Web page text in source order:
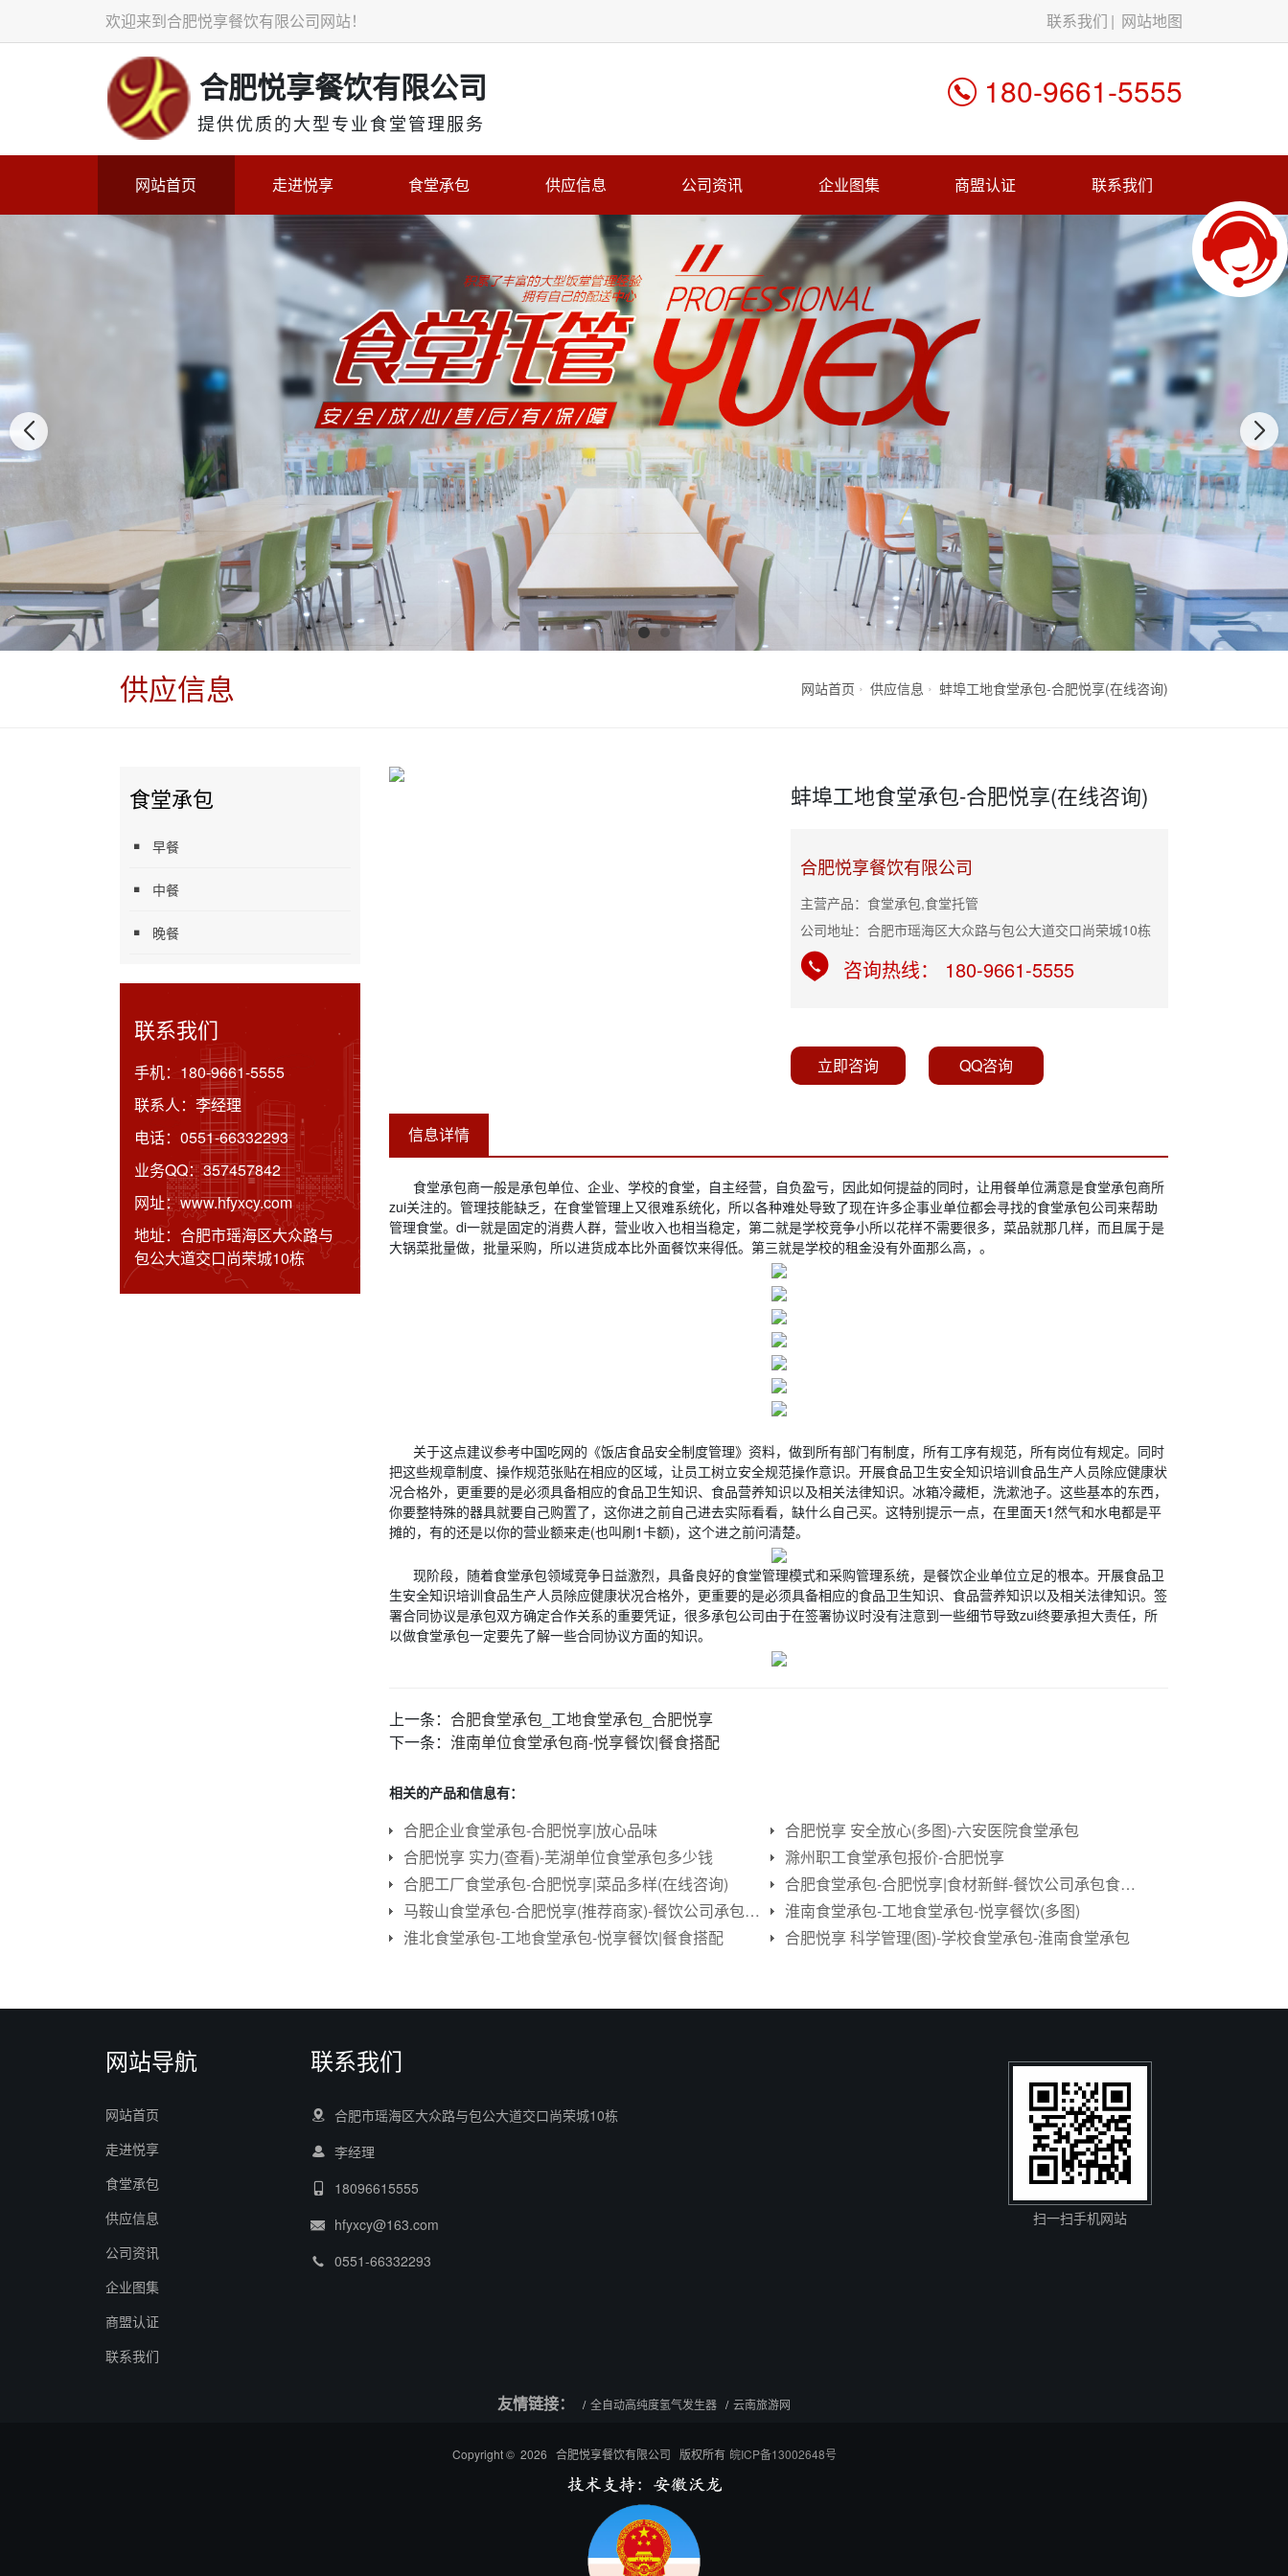
欢迎来到合肥悦享餐饮有限公司网站！ 联系我们 网站地图
合肥悦享餐饮有限公司
提供优质的大型专业食堂管理服务
180-9661-5555
网站首页 走进悦享 食堂承包 供应信息 公司资讯 企业图集 商盟认证 联系我们
供应信息 网站首页 供应信息 蚌埠工地食堂承包-合肥悦享(在线咨询)
食堂承包
早餐
中餐
晚餐
联系我们
手机： 180-9661-5555
联系人： 李经理
电话： 0551-66332293
业务QQ：357457842
网址：www.hfyxcy.com
地址： 合肥市瑶海区大众路与
包公大道交口尚荣城10栋
蚌埠工地食堂承包-合肥悦享(在线咨询)
合肥悦享餐饮有限公司
主营产品：食堂承包,食堂托管
公司地址：合肥市瑶海区大众路与包公大道交口尚荣城10栋
咨询热线： 180-9661-5555
立即咨询 QQ咨询
信息详情
食堂承包商一般是承包单位、企业、学校的食堂，自主经营，自负盈亏，因此如何提益的同时，让用餐单位满意是食堂承包商所
zui关注的。管理技能缺乏，在食堂管理上又很难系统化，所以各种难处导致了现在许多企事业单位都会寻找的食堂承包公司来帮助
管理食堂。di一就是固定的消费人群，营业收入也相当稳定，第二就是学校竞争小所以花样不需要很多，菜品就那几样，而且属于是
大锅菜批量做，批量采购，所以进货成本比外面餐饮来得低。第三就是学校的租金没有外面那么高，。
关于这点建议参考中国吃网的《饭店食品安全制度管理》资料，做到所有部门有制度，所有工序有规范，所有岗位有规定。同时
把这些规章制度、操作规范张贴在相应的区域，让员工树立安全规范操作意识。开展食品卫生安全知识培训食品生产人员除应健康状
况合格外，更重要的是必须具备相应的食品卫生知识、食品营养知识以及相关法律知识。冰箱冷藏柜，洗漱池子。这些基本的东西，
你要整特殊的器具就要自己购置了，这你进之前自己进去实际看看，缺什么自己买。这特别提示一点，在里面天1然气和水电都是平
摊的，有的还是以你的营业额来走(也叫刷1卡额)，这个进之前问清楚。
现阶段，随着食堂承包领域竞争日益激烈，具备良好的食堂管理模式和采购管理系统，是餐饮企业单位立足的根本。开展食品卫
生安全知识培训食品生产人员除应健康状况合格外，更重要的是必须具备相应的食品卫生知识、食品营养知识以及相关法律知识。签
署合同协议是承包双方确定合作关系的重要凭证，很多承包公司由于在签署协议时没有注意到一些细节导致zui终要承担大责任，所
以做食堂承包一定要先了解一些合同协议方面的知识。
上一条： 合肥食堂承包_工地食堂承包_合肥悦享
下一条： 淮南单位食堂承包商-悦享餐饮|餐食搭配
相关的产品和信息有：
合肥企业食堂承包-合肥悦享|放心品味
合肥悦享 安全放心(多图)-六安医院食堂承包
合肥悦享 实力(查看)-芜湖单位食堂承包多少钱
滁州职工食堂承包报价-合肥悦享
合肥工厂食堂承包-合肥悦享|菜品多样(在线咨询)
合肥食堂承包-合肥悦享|食材新鲜-餐饮公司承包食堂公司
马鞍山食堂承包-合肥悦享(推荐商家)-餐饮公司承包食堂公司
淮南食堂承包-工地食堂承包-悦享餐饮(多图)
淮北食堂承包-工地食堂承包-悦享餐饮|餐食搭配
合肥悦享 科学管理(图)-学校食堂承包-淮南食堂承包
网站导航
网站首页
走进悦享
食堂承包
供应信息
公司资讯
企业图集
商盟认证
联系我们
联系我们
合肥市瑶海区大众路与包公大道交口尚荣城10栋
李经理
18096615555
hfyxcy@163.com
0551-66332293
扫一扫手机网站
友情链接： 全自动高纯度氢气发生器 云南旅游网
Copyright © 2026 合肥悦享餐饮有限公司 版权所有 皖ICP备13002648号